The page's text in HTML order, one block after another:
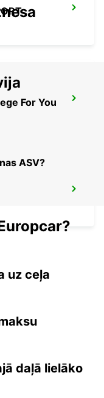
For You
ASV?
uz ceļa
daļā lielāko